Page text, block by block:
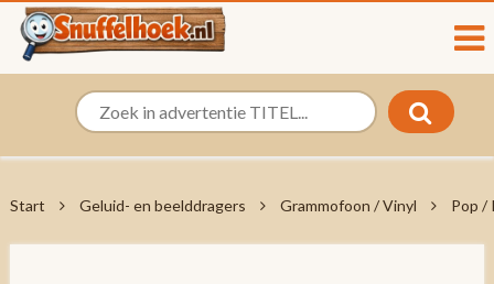
Start Geluid- en beelddragers Grammofoon / Vinyl Pop /